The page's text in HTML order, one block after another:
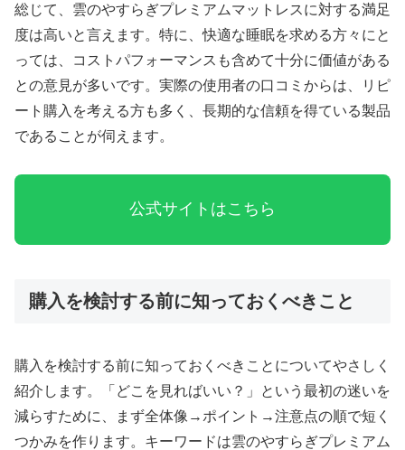
総じて、雲のやすらぎプレミアムマットレスに対する満足
度は高いと言えます。特に、快適な睡眠を求める方々にと
っては、コストパフォーマンスも含めて十分に価値がある
との意見が多いです。実際の使用者の口コミからは、リピ
ート購入を考える方も多く、長期的な信頼を得ている製品
であることが伺えます。
公式サイトはこちら
購入を検討する前に知っておくべきこと
購入を検討する前に知っておくべきことについてやさしく
紹介します。「どこを見ればいい？」という最初の迷いを
減らすために、まず全体像→ポイント→注意点の順で短く
つかみを作ります。キーワードは雲のやすらぎプレミアム